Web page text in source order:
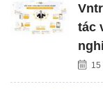
tác
15